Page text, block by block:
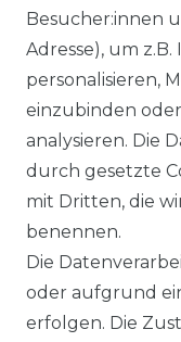
Besucher:innen
Adresse), um
personalisieren,
einzubinden
analysieren. Die
durch gesetzte
mit Dritten, die
benennen.
Die
oder aufgrund
erfolgen. Die